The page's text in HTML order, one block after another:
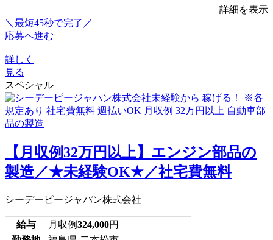
詳細を表示
＼最短45秒で完了／
応募へ進む
詳しく
見る
スペシャル
【月収例32万円以上】エンジン部品の
製造／★未経験OK★／社宅費無料
シーデーピージャパン株式会社
給与 月収例324,000円